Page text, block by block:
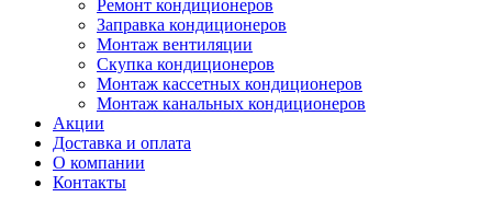
Ремонт кондиционеров
Заправка кондиционеров
Монтаж вентиляции
Скупка кондиционеров
Монтаж кассетных кондиционеров
Монтаж канальных кондиционеров
Акции
Доставка и оплата
О компании
Контакты